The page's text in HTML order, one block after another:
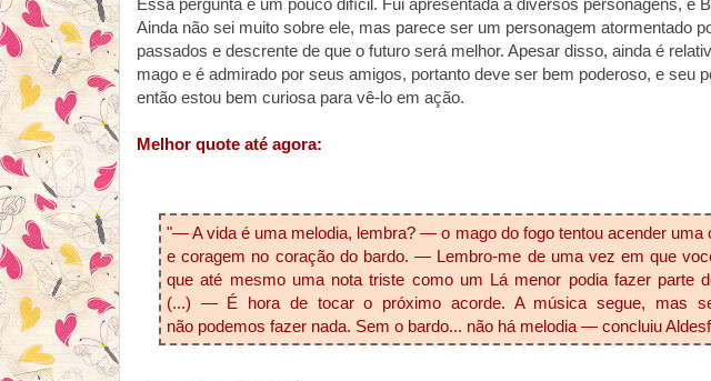
Essa pergunta é um pouco difícil. Fui apresentada à diversos personagens, e
Ainda não sei muito sobre ele, mas parece ser um personagem atormentado
passados e descrente de que o futuro será melhor. Apesar disso, ainda é
mago e é admirado por seus amigos, portanto deve ser bem poderoso, e seu
então estou bem curiosa para vê-lo em ação.
Melhor quote até agora:
"— A vida é uma melodia, lembra? — o mago do fogo tentou acender uma
e coragem no coração do bardo. — Lembro-me de uma vez em que
que até mesmo uma nota triste como um Lá menor podia fazer parte
(...) — É hora de tocar o próximo acorde. A música segue, mas
não podemos fazer nada. Sem o bardo... não há melodia — concluiu